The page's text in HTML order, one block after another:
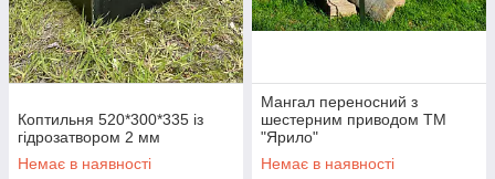
Коптильня 520*300*335 із
гідрозатвором 2 мм
Немає в наявності
Мангал переносний з
шестерним приводом ТМ
"Ярило"
Немає в наявності